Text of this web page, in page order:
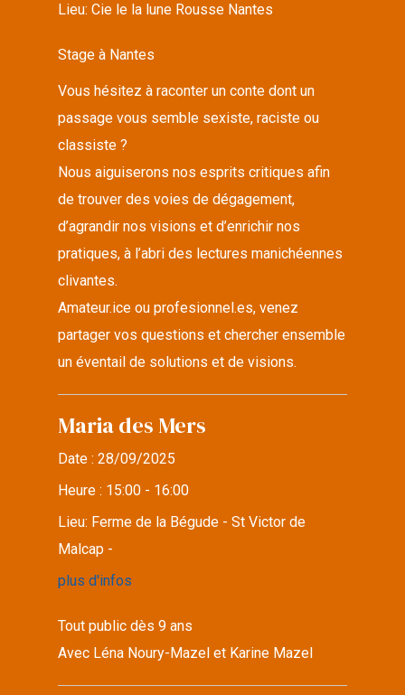
Lieu:Cie le la lune Rousse Nantes
Stage à Nantes
Vous hésitez à raconter un conte dont un
passage vous semble sexiste, raciste ou
classiste ?
Nous aiguiserons nos esprits critiques afin
de trouver des voies de dégagement,
d’agrandir nos visions et d’enrichir nos
pratiques, à l’abri des lectures manichéennes
clivantes.
Amateur.ice ou profesionnel.es, venez
partager vos questions et chercher ensemble
un éventail de solutions et de visions.
Maria des Mers
Date :28/09/2025
Heure : 15:00 - 16:00
Lieu: Ferme de la Bégude - St Victor de
Malcap -
plus d'infos
Tout public dès 9 ans
Avec Léna Noury-Mazel et Karine Mazel